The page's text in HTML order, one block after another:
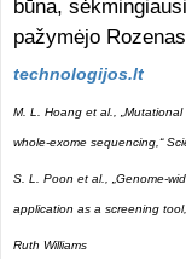
būna,
pažymėjo
technologijos.lt
M. L. Hoang et al.,
whole-exome sequencing,“
S. L. Poon et al., „Genome-
application as a screening
Ruth Williams